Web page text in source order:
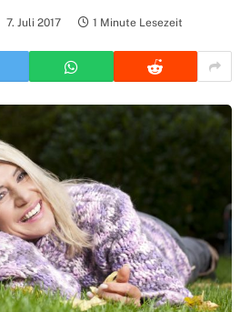
7. Juli 2017 1 Minute Lesezeit